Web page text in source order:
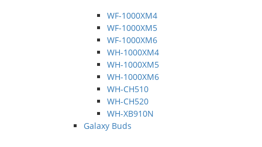
WF-1000XM4
WF-1000XM5
WF-1000XM6
WH-1000XM4
WH-1000XM5
WH-1000XM6
WH-CH510
WH-CH520
WH-XB910N
Galaxy Buds